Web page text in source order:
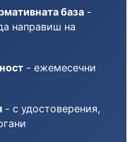
база -
направиш на
- ежемесечни
- с удостоверения,